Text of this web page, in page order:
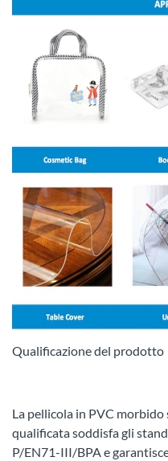
Qualificazione del prodotto
La pellicola in PVC
qualificata soddisfa gli
P/EN71-III/BPA e